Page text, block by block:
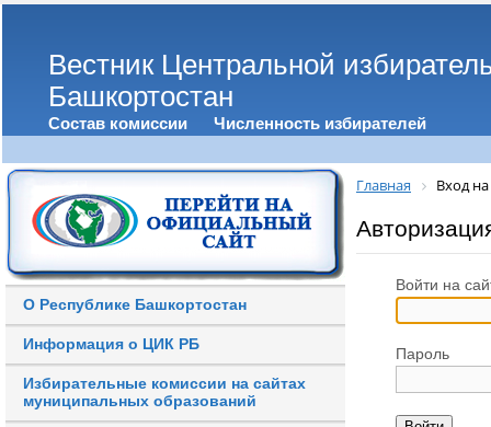
Вестник Центральной
Башкортостан
Состав комиссии Численность избирателей
О Республике Башкортостан
Информация о ЦИК РБ
Избирательные комиссии на сайтах
муниципальных образований
Главная Вход на
Войти на
Пароль